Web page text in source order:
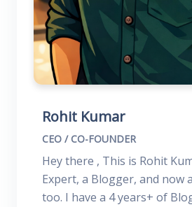
Rohit Kumar
CEO / CO-FOUNDER
Hey there , This is Rohit
Expert, a Blogger, and now
too. I have a 4 years+ of